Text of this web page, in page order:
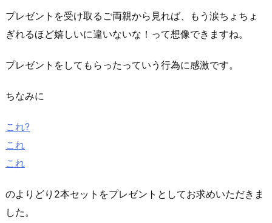
プレゼントを受け取るご両親から見れば、もう涙ちょちょ
ぎれるほど嬉しいに違いないな！って想像できますね。
プレゼントをしてもらったっていう行為に感激です。
ちなみに
これ?
これ
これ
のよりどり2本セットをプレゼントとしてお求めいただきま
した。